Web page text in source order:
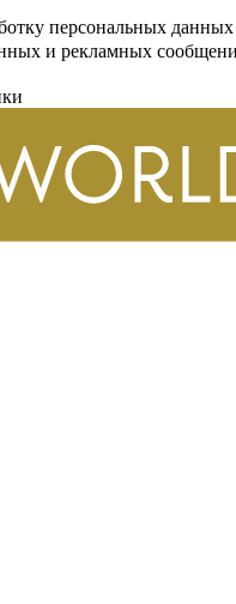
персональных
и рекламных